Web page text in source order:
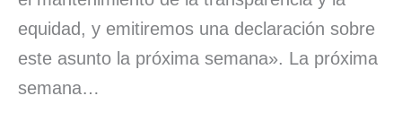
equidad, y emitiremos una declaración sobre
este asunto la próxima semana». La próxima
semana…